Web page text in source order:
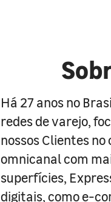
Há 27 anos no
redes de varejo,
nossos Clientes
omnicanal com
superfícies,
digitais, como e-